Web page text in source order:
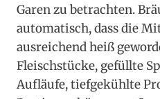
Garen zu betrachten.
automatisch, dass die
ausreichend heiß
Fleischstücke, gefüllte
Aufläufe, tiefgekühlte